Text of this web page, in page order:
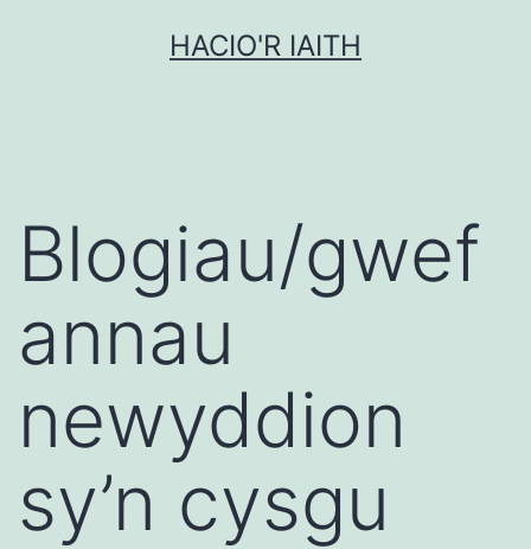
HACIO'R IAITH
Blogiau/gwef
annau
newyddion
sy’n cysgu